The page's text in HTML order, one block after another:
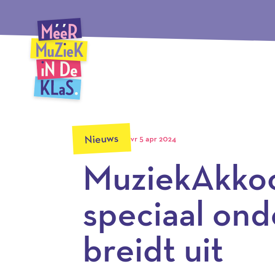
hoofdinhoud
Méér Muziek in de Klas, terug naar de homepagina
Nieuws vr 5 apr 2024
speciaal
breidt uit